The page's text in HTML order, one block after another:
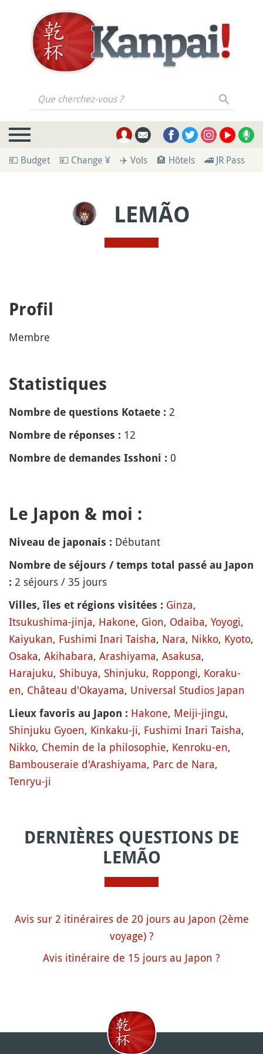
Que cherchez-vous ?
💶 Budget 💴 Change ¥ ✈️ Vols 🏨 Hôtels 🚄 JR Pass
LEMÃO
Profil
Membre
Statistiques
Nombre de questions Kotaete : 2
Nombre de réponses : 12
Nombre de demandes Isshoni : 0
Le Japon & moi :
Niveau de japonais : Débutant
Nombre de séjours / temps total passé au Japon
: 2 séjours / 35 jours
Villes, îles et régions visitées : Ginza,
Itsukushima-jinja, Hakone, Gion, Odaiba, Yoyogi,
Kaiyukan, Fushimi Inari Taisha, Nara, Nikko, Kyoto,
Osaka, Akihabara, Arashiyama, Asakusa,
Harajuku, Shibuya, Shinjuku, Roppongi, Koraku-
en, Château d'Okayama, Universal Studios Japan
Lieux favoris au Japon : Hakone, Meiji-jingu,
Shinjuku Gyoen, Kinkaku-ji, Fushimi Inari Taisha,
Nikko, Chemin de la philosophie, Kenroku-en,
Bambouseraie d'Arashiyama, Parc de Nara,
Tenryu-ji
DERNIÈRES QUESTIONS DE
LEMÃO
Avis sur 2 itinéraires de 20 jours au Japon (2ème
voyage) ?
Avis itinéraire de 15 jours au Japon ?